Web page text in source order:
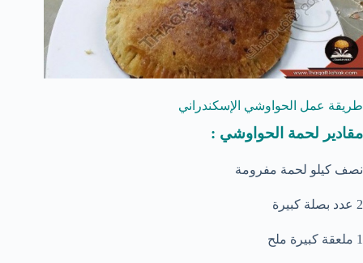
طريقة عمل الحواوشي الإسكندراني
مقادير لحمة الحواوشي :
نصف كيلو لحمة مفرومة
2 عدد بصلة كبيرة
1 ملعقة كبيرة ملح